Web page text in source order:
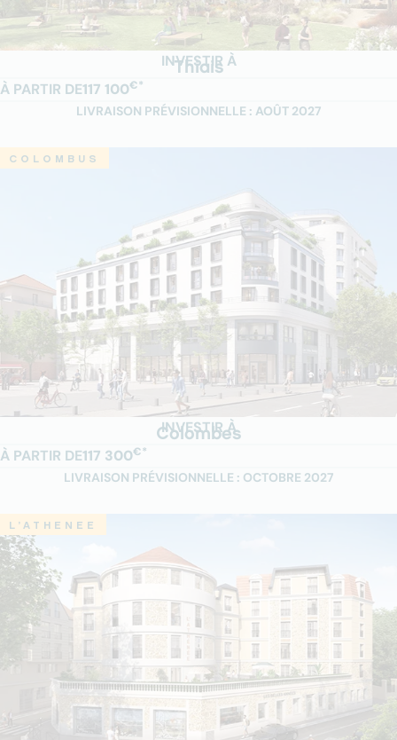
INVESTIR À
Thiais
À PARTIR DE117 100€*
LIVRAISON PRÉVISIONNELLE : AOÛT 2027
COLOMBUS
INVESTIR À
Colombes
À PARTIR DE117 300€*
LIVRAISON PRÉVISIONNELLE : OCTOBRE 2027
L’ATHENEE